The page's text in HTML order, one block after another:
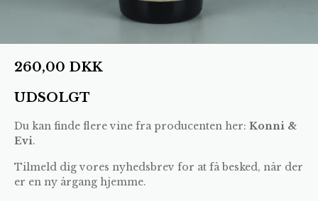
260,00 DKK
UDSOLGT
Du kan finde flere vine fra producenten her: Konni &
Evi.
Tilmeld dig vores nyhedsbrev for at få besked, når der
er en ny årgang hjemme.